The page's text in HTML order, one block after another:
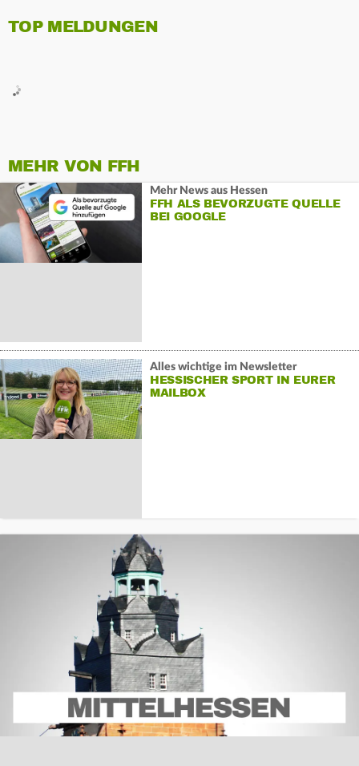
TOP MELDUNGEN
MEHR VON FFH
Mehr News aus Hessen
FFH ALS BEVORZUGTE QUELLE
BEI GOOGLE
Alles wichtige im Newsletter
HESSISCHER SPORT IN EURER
MAILBOX